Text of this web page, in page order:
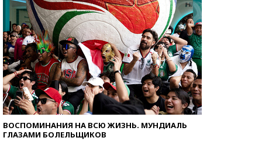
ВОСПОМИНАНИЯ НА ВСЮ ЖИЗНЬ. МУНДИАЛЬ
ГЛАЗАМИ БОЛЕЛЬЩИКОВ